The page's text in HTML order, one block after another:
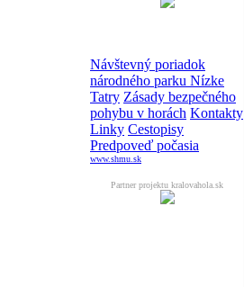
Návštevný poriadok
národného parku Nízke
Tatry Zásady bezpečného
pohybu v horách Kontakty
Linky Cestopisy
Predpoveď počasia
www.shmu.sk
Partner projektu kralovahola.sk